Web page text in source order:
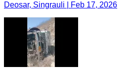
Deosar, Singrauli | Feb 17, 2026